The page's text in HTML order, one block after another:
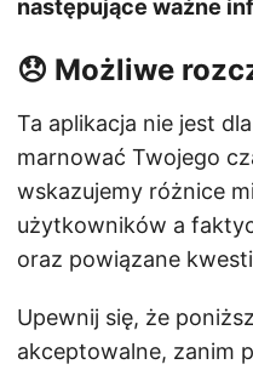
następujące ważne
😞 Możliwe
Ta aplikacja nie jest
marnować Twojego
wskazujemy różnice
użytkowników a
oraz powiązane
Upewnij się, że
akceptowalne, zanim